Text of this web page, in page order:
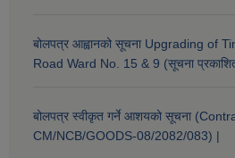
बोलपत्र आह्वानको सूचना Upgrading of
Road Ward No. 15 & 9 (सूचना
बोलपत्र स्वीकृत गर्ने आशयको सूचना
CM/NCB/GOODS-08/2082/083) |